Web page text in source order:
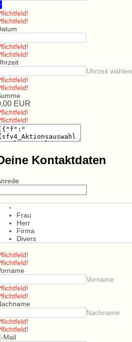
Uhrzeit wählen
EUR
Kontaktdaten
Frau
Herr
Firma
Divers
Vorname
Nachname
Mail